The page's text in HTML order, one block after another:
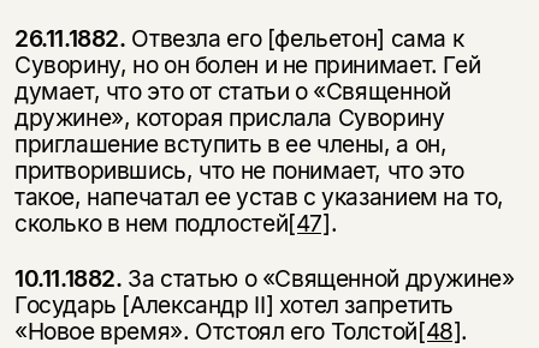
26.11.1882. Отвезла его [фельетон] сама к
Суворину, но он болен и не при­нимает. Гей
думает, что это от статьи о «Священной
дружине», которая при­слала Суворину
приглашение вступить в ее члены, а он,
притворившись, что не понимает, что это
такое, напечатал ее устав с указанием на то,
сколько в нем подлостей[47].
10.11.1882. За статью о «Священной дружине»
Государь [Александр II] хотел запретить
«Новое время». Отстоял его Толстой[48].